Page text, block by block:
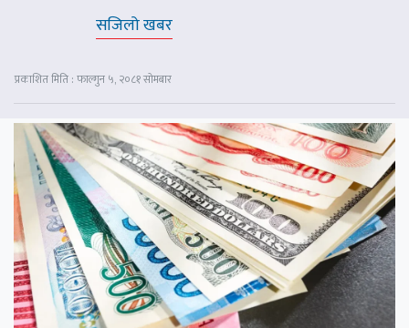
सजिलो खबर
प्रकाशित मिति : फाल्गुन ५, २०८१ सोमबार